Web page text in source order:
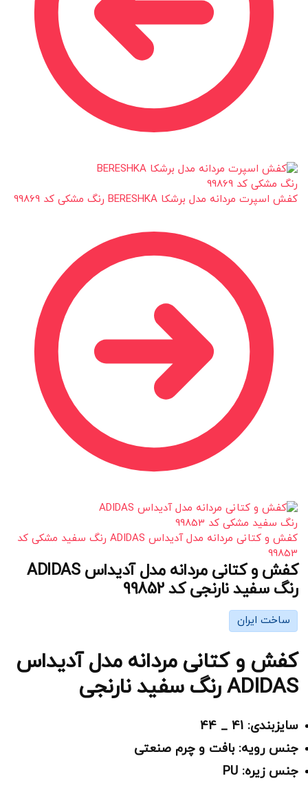
کفش اسپرت مردانه مدل برشکا BERESHKA رنگ مشکی کد 99869
کفش و کتانی مردانه مدل آدیداس ADIDAS رنگ سفید مشکی کد
99853
کفش و کتانی مردانه مدل آدیداس ADIDAS
رنگ سفید نارنجی کد 99852
ساخت ایران
کفش و کتانی مردانه مدل آدیداس
ADIDAS رنگ سفید نارنجی
سایزبندی: 41 _ 44
جنس رویه: بافت و چرم صنعتی
جنس زیره: PU